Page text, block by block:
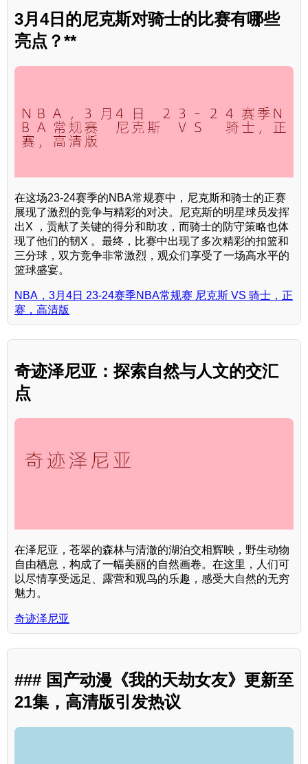
3月4日的尼克斯对骑士的比赛有哪些
亮点？**
在这场23-24赛季的NBA常规赛中，尼克斯和骑士的正赛
展现了激烈的竞争与精彩的对决。尼克斯的明星球员发挥
出X ，贡献了关键的得分和助攻，而骑士的防守策略也体
现了他们的韧X 。最终，比赛中出现了多次精彩的扣篮和
三分球，双方竞争非常激烈，观众们享受了一场高水平的
篮球盛宴。
NBA，3月4日 23-24赛季NBA常规赛 尼克斯 VS 骑士，正
赛，高清版
奇迹泽尼亚：探索自然与人文的交汇
点
在泽尼亚，苍翠的森林与清澈的湖泊交相辉映，野生动物
自由栖息，构成了一幅美丽的自然画卷。在这里，人们可
以尽情享受远足、露营和观鸟的乐趣，感受大自然的无穷
魅力。
奇迹泽尼亚
### 国产动漫《我的天劫女友》更新至
21集，高清版引发热议